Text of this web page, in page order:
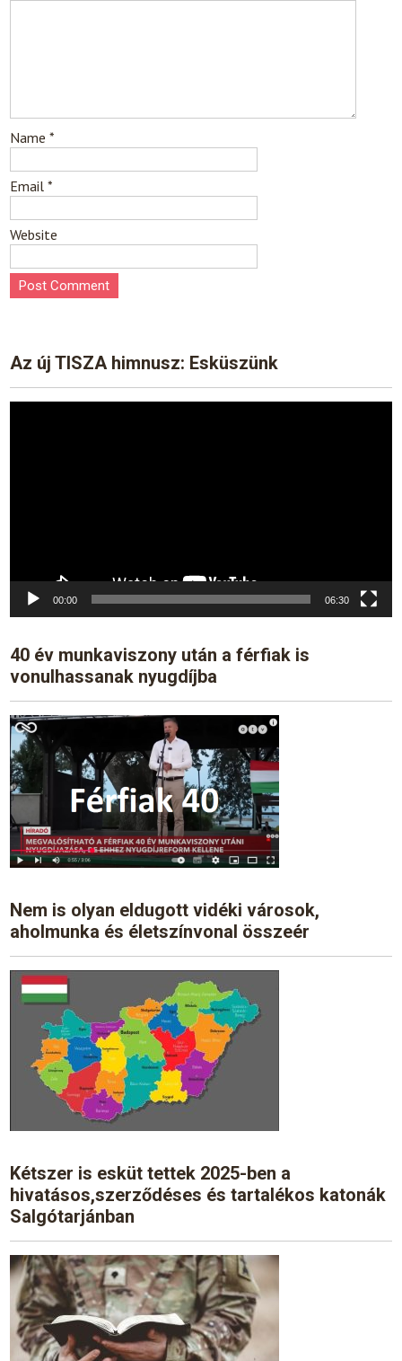
Name*
Email*
Website
Az új TISZA himnusz: Esküszünk
00:00 06:30
40 év munkaviszony után a férfiak is
vonulhassanak nyugdíjba
Nem is olyan eldugott vidéki városok,
aholmunka és életszínvonal összeér
Kétszer is esküt tettek 2025-ben a
hivatásos,szerződéses és tartalékos katonák
Salgótarjánban